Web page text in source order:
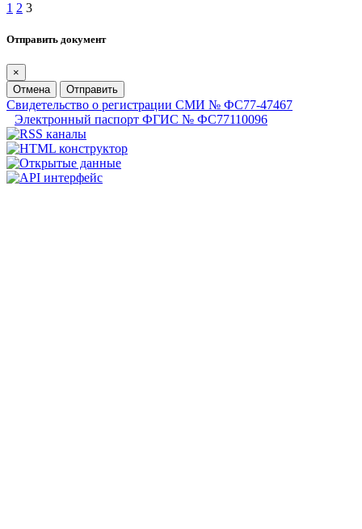
1 2 3
Отправить документ
×
Отмена
Отправить
Свидетельство о регистрации СМИ № ФС77-47467
Электронный паспорт ФГИС № ФС77110096